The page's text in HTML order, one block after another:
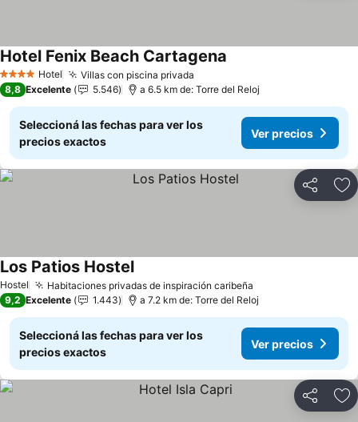
4 EstrellasHotel Villas con piscina privada
Hotel Fenix Beach Cartagena
8,8 Excelente 5.546 a 6.5 km de: Torre del Reloj
Seleccioná las fechas para ver los
precios exactos
Ver precios
Compartir
Hostel Habitaciones privadas de inspiración caribeña
Los Patios HostelVer precios
9,2 Excelente 1.443 a 7.2 km de: Torre del Reloj
Seleccioná las fechas para ver los
precios exactos
Ver precios
Compartir